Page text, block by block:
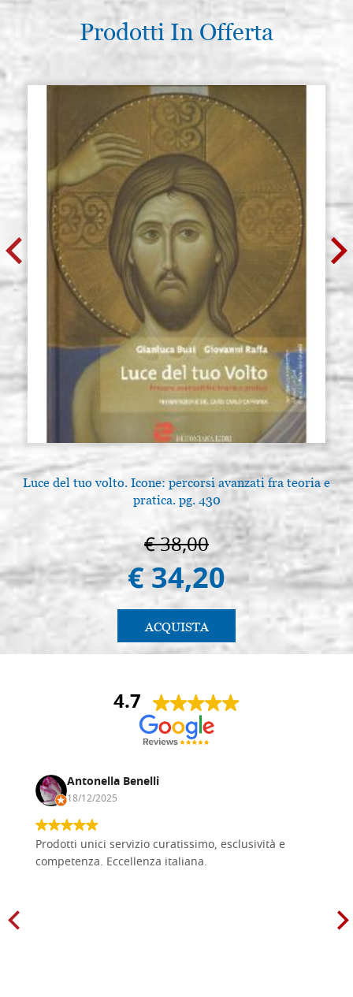
Prodotti In Offerta
Luce del tuo volto. Icone: percorsi avanzati fra teoria e
pratica. pg. 430
€ 38,00
€ 34,20
ACQUISTA
4.7
Antonella Benelli
18/12/2025
Prodotti unici servizio curatissimo, esclusività e
competenza. Eccellenza italiana.